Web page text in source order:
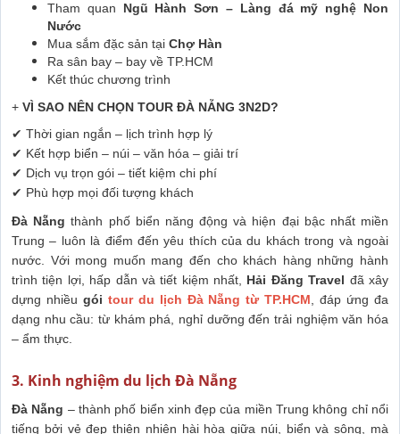
Tham quan Ngũ Hành Sơn – Làng đá mỹ nghệ Non
Nước
Mua sắm đặc sản tại Chợ Hàn
Ra sân bay – bay về TP.HCM
Kết thúc chương trình
+ VÌ SAO NÊN CHỌN TOUR ĐÀ NẴNG 3N2D?
✔ Thời gian ngắn – lịch trình hợp lý
✔ Kết hợp biển – núi – văn hóa – giải trí
✔ Dịch vụ trọn gói – tiết kiệm chi phí
✔ Phù hợp mọi đối tượng khách
Đà Nẵng thành phố biển năng động và hiện đại bậc nhất miền
Trung – luôn là điểm đến yêu thích của du khách trong và ngoài
nước. Với mong muốn mang đến cho khách hàng những hành
trình tiện lợi, hấp dẫn và tiết kiệm nhất, Hải Đăng Travel đã xây
dựng nhiều gói tour du lịch Đà Nẵng từ TP.HCM , đáp ứng đa
dạng nhu cầu: từ khám phá, nghỉ dưỡng đến trải nghiệm văn hóa
– ẩm thực.
3. Kinh nghiệm du lịch Đà Nẵng
Đà Nẵng – thành phố biển xinh đẹp của miền Trung không chỉ nổi
tiếng bởi vẻ đẹp thiên nhiên hài hòa giữa núi, biển và sông, mà